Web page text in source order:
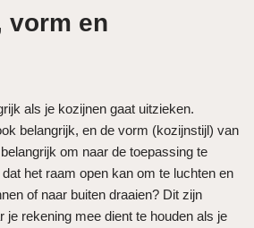
vorm en
als je kozijnen gaat uitzieken.
belangrijk, en de vorm (kozijnstijl) van
om naar de toepassing te
het raam open kan om te luchten en
of naar buiten draaien? Dit zijn
je rekening mee dient te houden als je